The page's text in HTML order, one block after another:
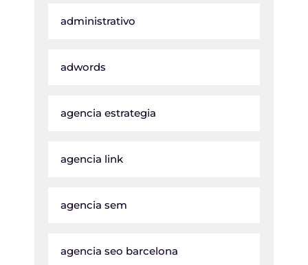
administrativo
adwords
agencia estrategia
agencia link
agencia sem
agencia seo barcelona